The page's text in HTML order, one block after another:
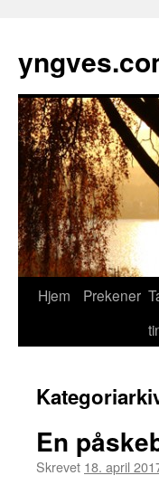
Hopp
Hjem Prekener
En
Skrevet 18. april